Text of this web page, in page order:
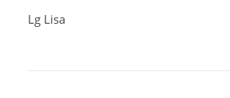
Lg Lisa